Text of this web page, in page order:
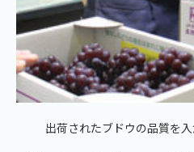
出荷されたブドウの品質を